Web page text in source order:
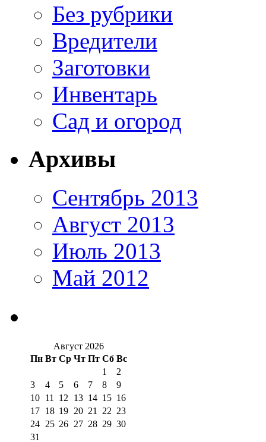
Без рубрики
Вредители
Заготовки
Инвентарь
Сад и огород
Архивы
Сентябрь 2013
Август 2013
Июль 2013
Май 2012
Август 2026
Пн Вт Ср Чт Пт Сб Вс
1
2
3
4 5 6 7 8
9
10 11 12 13 14 15 16
17 18 19 20 21 22 23
24 25 26 27 28 29 30
31